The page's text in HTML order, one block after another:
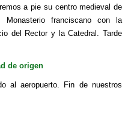
a pie su centro medieval de
franciscano con la
del Rector y la Catedral. Tarde
de origen
al aeropuerto. Fin de nuestros